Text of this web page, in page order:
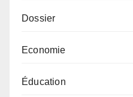
Dossier
Economie
Éducation